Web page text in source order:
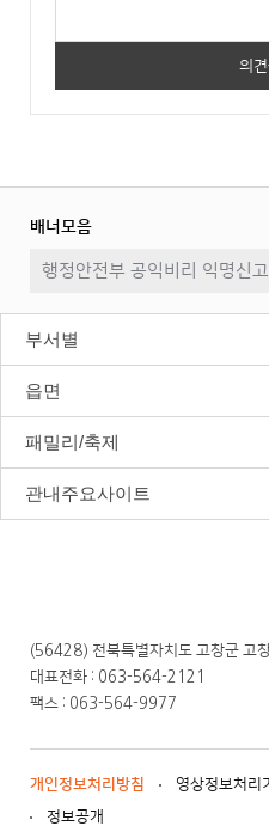
배너모음
행정안전부 공익비리 익명신고
부서별
읍면
패밀리/축제
관내주요사이트
(56428) 전북특별자치도 고창군 고
대표전화 : 063-564-2121
팩스 : 063-564-9977
개인정보처리방침 영상정보처리
정보공개